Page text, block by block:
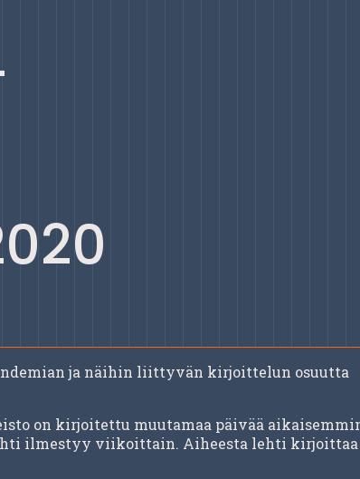
ja näihin liittyvän kirjoittelun osuutta
on kirjoitettu muutamaa päivää
ilmestyy viikoittain. Aiheesta lehti kirjoittaa